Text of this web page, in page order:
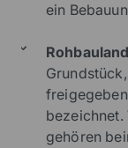
ein
Rohbauland
gehören